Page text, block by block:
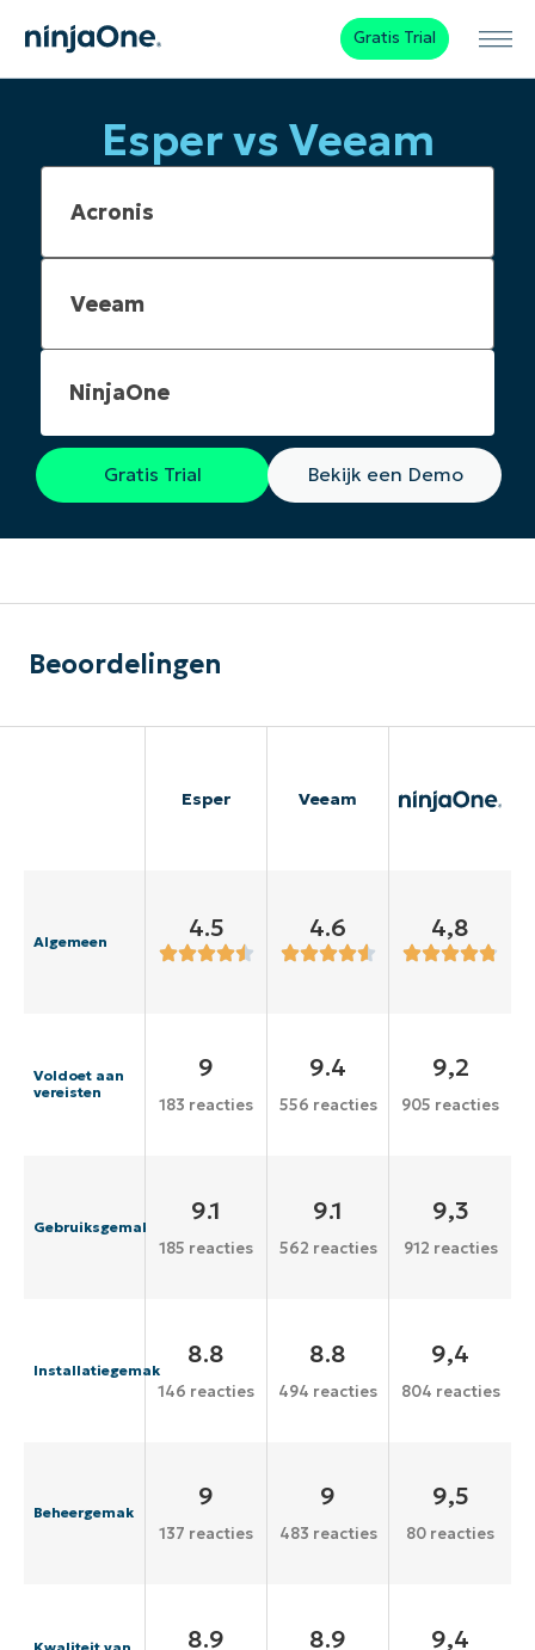
Gratis Trial
Esper vs Veeam
NinjaOne
Gratis Trial Bekijk een Demo
Beoordelingen
Esper Veeam
Algemeen 4.5 4.6 4,8
Voldoet aan
vereisten
9
183 reacties
9.4
556 reacties
9,2
905 reacties
Gebruiksgemak
9.1
185 reacties
9.1
562 reacties
9,3
912 reacties
Installatiegemak
8.8
146 reacties
8.8
494 reacties
9,4
804 reacties
Beheergemak
9
137 reacties
9
483 reacties
9,5
80 reacties
8.9 8.9 9,4